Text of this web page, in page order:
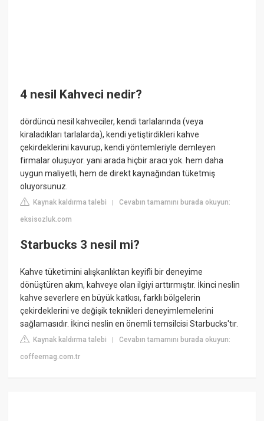
4 nesil Kahveci nedir?
dördüncü nesil kahveciler, kendi tarlalarında (veya
kiraladıkları tarlalarda), kendi yetiştirdikleri kahve
çekirdeklerini kavurup, kendi yöntemleriyle demleyen
firmalar oluşuyor. yani arada hiçbir aracı yok. hem daha
uygun maliyetli, hem de direkt kaynağından tüketmiş
oluyorsunuz.
Kaynak kaldırma talebi |Cevabın tamamını burada okuyun:
eksisozluk.com
Starbucks 3 nesil mi?
Kahve tüketimini alışkanlıktan keyifli bir deneyime
dönüştüren akım, kahveye olan ilgiyi arttırmıştır. İkinci neslin
kahve severlere en büyük katkısı, farklı bölgelerin
çekirdeklerini ve değişik teknikleri deneyimlemelerini
sağlamasıdır. İkinci neslin en önemli temsilcisi Starbucks'tır.
Kaynak kaldırma talebi |Cevabın tamamını burada okuyun:
coffeemag.com.tr